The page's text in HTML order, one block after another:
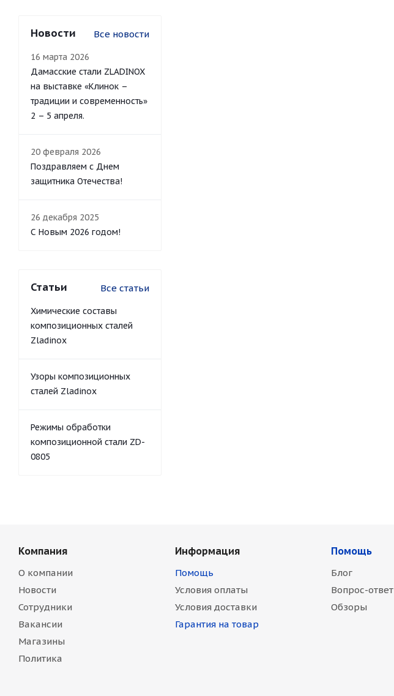
Новости Все новости
16 марта 2026
Дамасские стали ZLADINOX
на выставке «Клинок –
традиции и современность»
2 – 5 апреля.
20 февраля 2026
Поздравляем с Днем
защитника Отечества!
26 декабря 2025
С Новым 2026 годом!
Статьи Все статьи
Химические составы
композиционных сталей
Zladinox
Узоры композиционных
сталей Zladinox
Режимы обработки
композиционной стали ZD-
0805
Компания
О компании
Новости
Сотрудники
Вакансии
Магазины
Политика
Информация
Помощь
Условия оплаты
Условия доставки
Гарантия на товар
Помощь
Блог
Вопрос-ответ
Обзоры